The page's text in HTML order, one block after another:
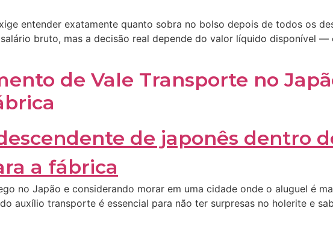
entender exatamente quanto sobra no bolso depois de todos os
bruto, mas a decisão real depende do valor líquido disponível —
de Vale Transporte no
no Japão e considerando morar em uma cidade onde o aluguel é
auxílio transporte é essencial para não ter surpresas no holerite e